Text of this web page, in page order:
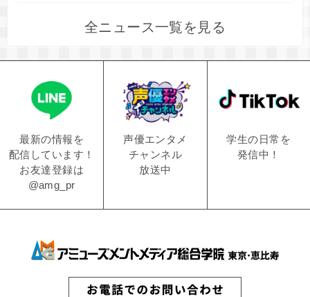
全ニュース一覧を見る
最新の情報を
配信しています！
お友達登録は
@amg_pr
声優エンタメ
チャンネル
放送中
学生の日常を
発信中！